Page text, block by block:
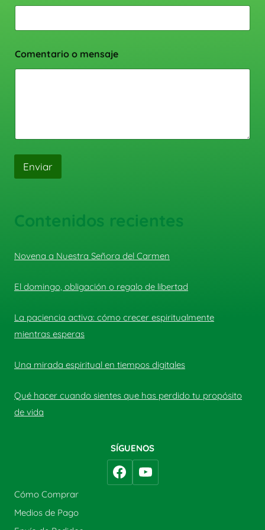
Comentario o mensaje
Enviar
Contenidos recientes
Novena a Nuestra Señora del Carmen
El domingo, obligación o regalo de libertad
La paciencia activa: cómo crecer espiritualmente
mientras esperas
Una mirada espiritual en tiempos digitales
Qué hacer cuando sientes que has perdido tu propósito
de vida
SÍGUENOS
Cómo Comprar
Medios de Pago